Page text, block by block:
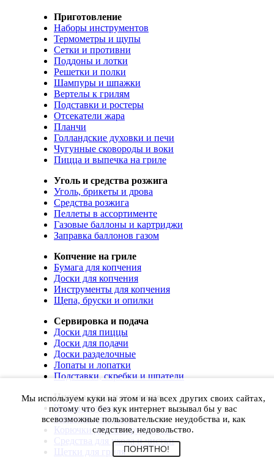
Приготовление
Наборы инструментов
Термометры и щупы
Сетки и противни
Поддоны и лотки
Решетки и полки
Шампуры и шпажки
Вертелы к грилям
Подставки и ростеры
Отсекатели жара
Планчи
Голландские духовки и печи
Чугунные сковороды и воки
Пицца и выпечка на гриле
Уголь и средства розжига
Уголь, брикеты и дрова
Средства розжига
Пеллеты в ассортименте
Газовые баллоны и картриджи
Заправка баллонов газом
Копчение на гриле
Бумага для копчения
Доски для копчения
Инструменты для копчения
Щепа, бруски и опилки
Сервировка и подача
Доски для пиццы
Доски для подачи
Доски разделочные
Лопаты и лопатки
Подставки, скребки и шпатели
Чистка, уход и хранение
Чехлы и сумки
Коврики для гриля
Корючки для инструментов
Средства для ухода и чистки
Щетки для гриля
Мы используем куки на этом и на всех других своих сайтах,
потому что без кук интернет вызывал бы у вас
всевозможные пользовательские неудобства и, как
следствие, недовольство.
ПОНЯТНО!